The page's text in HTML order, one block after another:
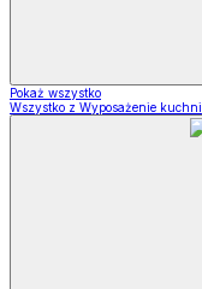
Pokaż wszystko
Wszystko z Wyposażenie kuchni